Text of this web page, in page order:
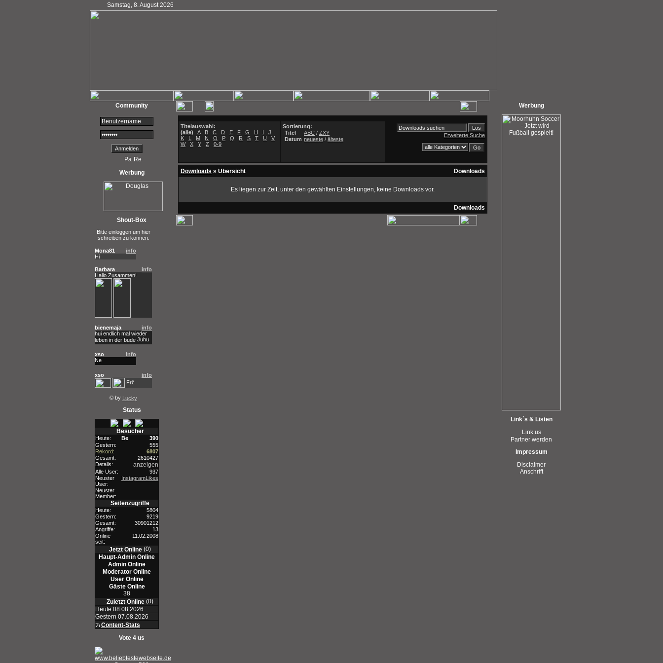
Samstag, 8. August 2026
Community
Werbung
Shout-Box
Bitte einloggen um hier
schreiben zu können.
Mona81
info
Hi
Barbara
info
Hallo Zusammen!
bienemaja
info
hui endlich mal wieder
leben in der bude
xso info
xso info
© by Lucky
Status
Besucher
Heute:
390
Gestern:
555
Rekord:
6807
Gesamt:
2610427
Details:
anzeigen
Alle User:
937
Neuster
User:
InstagramLikes
Neuster
Member:
Seitenzugriffe
Heute:
5804
Gestern:
9219
Gesamt:
30901212
Angriffe:
13
Online
seit:
11.02.2008
Jetzt Online (0)
Haupt-Admin Online
Admin Online
Moderator Online
User Online
Gäste Online
38
Zuletzt Online (0)
Heute 08.08.2026
Gestern 07.08.2026
Content-Stats
Vote 4 us
Titelauswahl:
(alle) A B C D E F G H I
J
K
L M N O P Q R S T U
V
W
X Y Z 0-9
Sortierung:
Titel
ABC / ZXY
Datum neueste / älteste
Erweiterte Suche
Downloads » Übersicht Downloads
Es liegen zur Zeit, unter den gewählten Einstellungen, keine Downloads vor.
Downloads
Werbung
Link`s & Listen
Link us
Partner werden
Impressum
Disclaimer
Anschrift